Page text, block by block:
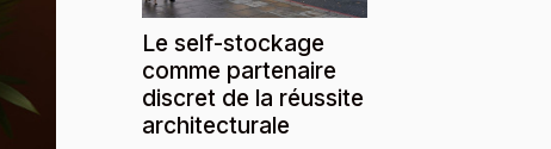
Le self-stockage
comme partenaire
discret de la réussite
architecturale